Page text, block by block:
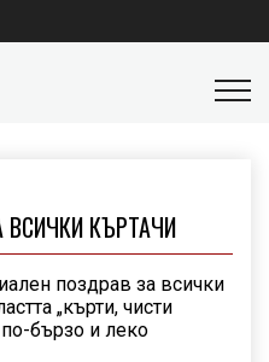
КЪРТАЧИ
поздрав за всички
„кърти, чисти
бързо и леко